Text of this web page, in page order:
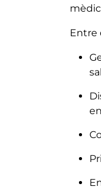
Entre